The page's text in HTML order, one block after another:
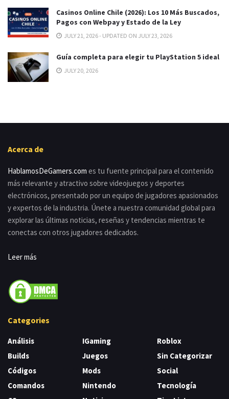
Casinos Online Chile (2026): Los 10 Más Buscados,
Pagos con Webpay y Estado de la Ley
JULY 21, 2026 - UPDATED ON JULY 23, 2026
Guía completa para elegir tu PlayStation 5 ideal
JULY 20, 2026
Acerca de
HablamosDeGamers.com es tu fuente principal para el contenido
más relevante y atractivo sobre videojuegos y deportes
electrónicos, presentado por un equipo de jugadores apasionados
y expertos de la industria. Únete a nuestra comunidad global para
explorar las últimas noticias, reseñas y tendencias mientras te
conectas con otros jugadores dedicados.
Leer más
Categories
Análisis
Builds
Códigos
Comandos
IGaming
Juegos
Mods
Nintendo
Roblox
Sin Categorizar
Social
Tecnología